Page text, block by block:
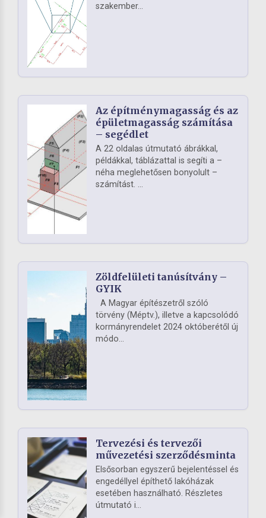
szakember...
Az építménymagasság és az
épületmagasság számítása
– segédlet
A 22 oldalas útmutató ábrákkal,
példákkal, táblázattal is segíti a –
néha meglehetősen bonyolult –
számítást. ...
Zöldfelületi tanúsítvány –
GYIK
A Magyar építészetről szóló
törvény (Méptv.), illetve a kapcsolódó
kormányrendelet 2024 októberétől új
módo...
Tervezési és tervezői
művezetési szerződésminta
Elsősorban egyszerű bejelentéssel és
engedéllyel építhető lakóházak
esetében használható. Részletes
útmutató i...